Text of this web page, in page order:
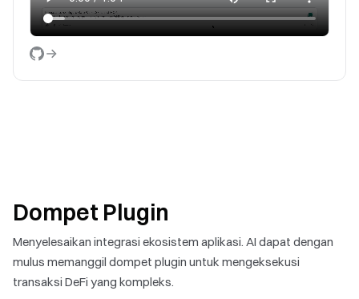
Dompet Plugin
Menyelesaikan integrasi ekosistem aplikasi. AI dapat dengan
mulus memanggil dompet plugin untuk mengeksekusi
transaksi DeFi yang kompleks.